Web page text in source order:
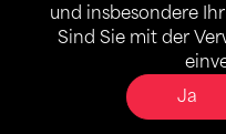
und insbesondere
Sind Sie mit der
Ja